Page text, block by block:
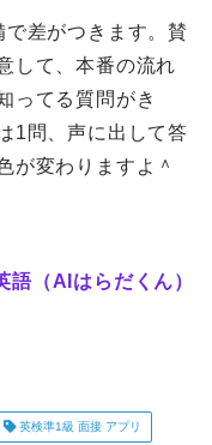
差がつきます。賛
して、本番の流れ
ってる質問がき
1問、声に出して答
が変わりますよ＾
語（AIはらだくん）
英検準1級 面接 アプリ